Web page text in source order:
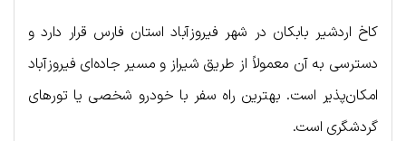
کاخ اردشیر بابکان در شهر فیروزآباد استان فارس قرار دارد و
دسترسی به آن معمولاً از طریق شیراز و مسیر جاده‌ای فیروزآباد
امکان‌پذیر است. بهترین راه سفر با خودرو شخصی یا تورهای
گردشگری است.